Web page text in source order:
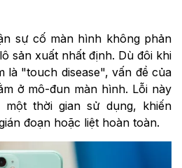
sự cố màn hình không phản
sản xuất nhất định. Dù đôi khi
là "touch disease", vấn đề của
ở mô-đun màn hình. Lỗi này
một thời gian sử dụng, khiến
đoạn hoặc liệt hoàn toàn.